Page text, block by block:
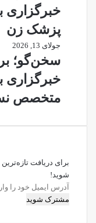
خبرگزاری
پزشک زن
جولای 13, 2026
سخن‌گو؛
خبرگزاری
متخصص
برای دریافت
شوید!
آدرس
ایمیل